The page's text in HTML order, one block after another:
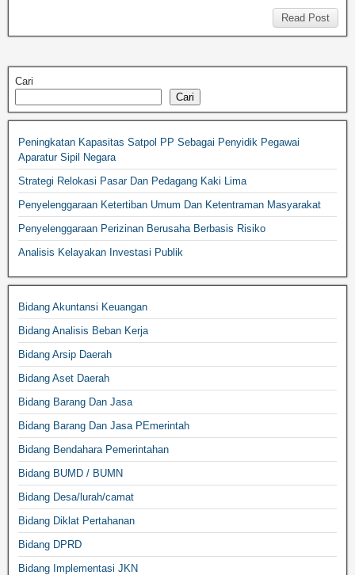
Read Post
Cari
Cari
Peningkatan Kapasitas Satpol PP Sebagai Penyidik Pegawai
Aparatur Sipil Negara
Strategi Relokasi Pasar Dan Pedagang Kaki Lima
Penyelenggaraan Ketertiban Umum Dan Ketentraman Masyarakat
Penyelenggaraan Perizinan Berusaha Berbasis Risiko
Analisis Kelayakan Investasi Publik
Bidang Akuntansi Keuangan
Bidang Analisis Beban Kerja
Bidang Arsip Daerah
Bidang Aset Daerah
Bidang Barang Dan Jasa
Bidang Barang Dan Jasa PEmerintah
Bidang Bendahara Pemerintahan
Bidang BUMD / BUMN
Bidang Desa/lurah/camat
Bidang Diklat Pertahanan
Bidang DPRD
Bidang Implementasi JKN